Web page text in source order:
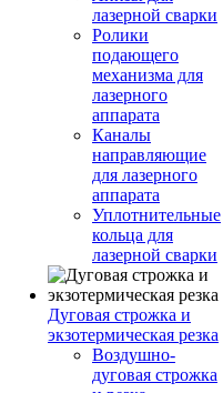
лазерной сварки
Ролики
подающего
механизма для
лазерного
аппарата
Каналы
направляющие
для лазерного
аппарата
Уплотнительные
кольца для
лазерной сварки
Дуговая строжка и
экзотермическая резка
Воздушно-
дуговая строжка